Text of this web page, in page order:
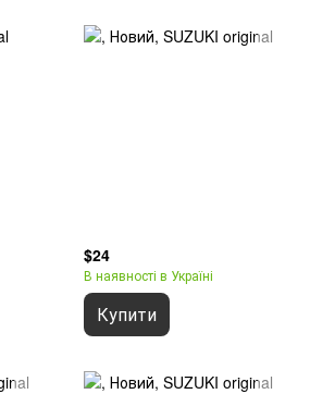
$24
В наявності в Україні
Купити